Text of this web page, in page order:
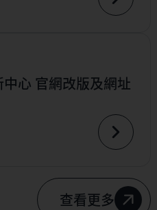
心 官網改版及網址
查看更多